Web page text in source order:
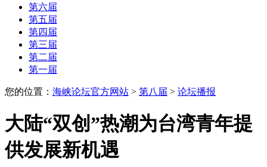
第六届
第五届
第四届
第三届
第二届
第一届
您的位置： 海峡论坛官方网站 > 第八届 > 论坛播报
大陆“双创”热潮为台湾青年提
供发展新机遇